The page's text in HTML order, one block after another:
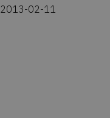
2013-02-11